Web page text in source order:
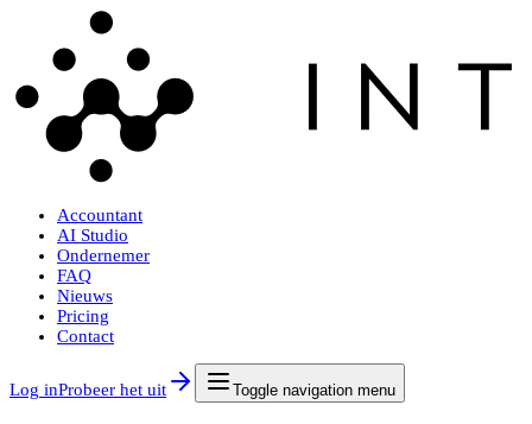
Accountant
AI Studio
Ondernemer
FAQ
Nieuws
Pricing
Contact
Log inProbeer het uit Toggle navigation menu